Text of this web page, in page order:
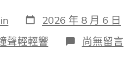
發
表
日
期
2026 年 8 月 6 日
聲輕輕響 在
〈若
尚無留言